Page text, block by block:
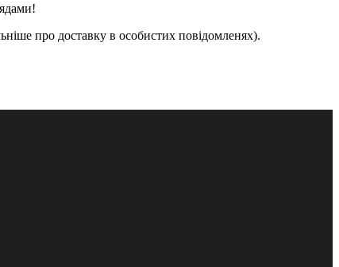
про доставку в особистих повідомленях).